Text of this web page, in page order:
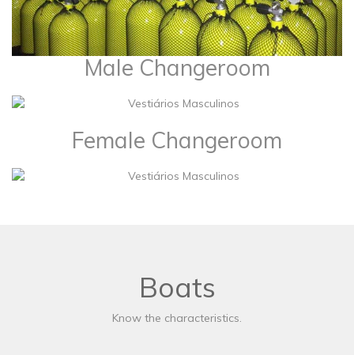
Male Changeroom
Female Changeroom
Boats
Know the characteristics.